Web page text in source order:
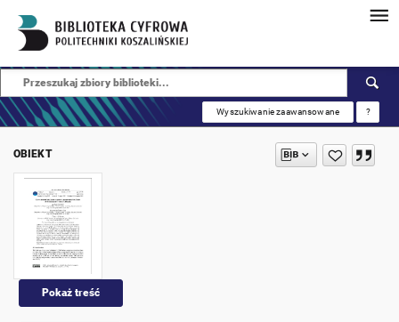
Wyszukiwanie zaawansowane ?
OBIEKT
Pokaż treść